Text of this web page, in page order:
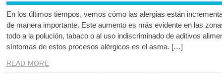
En los últimos tiempos, vemos cómo las alergias están
de manera importante. Este aumento es más evidente en las
todo a la polución, tabaco o al uso indiscriminado de aditivos
síntomas de estos procesos alérgicos es el asma. […]
READ MORE